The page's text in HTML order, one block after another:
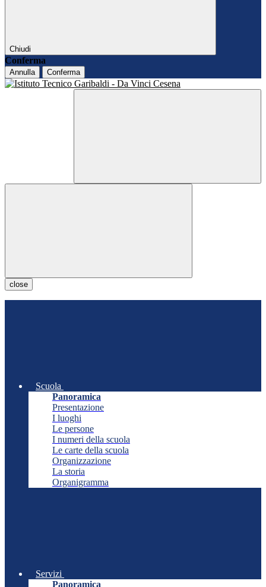
Chiudi
Conferma
Annulla Conferma
close
Scuola
Panoramica
Presentazione
I luoghi
Le persone
I numeri della scuola
Le carte della scuola
Organizzazione
La storia
Organigramma
Servizi
Panoramica